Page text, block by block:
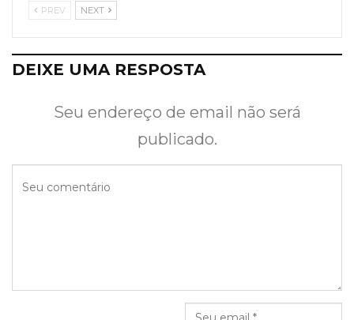
PREV NEXT
DEIXE UMA RESPOSTA
Seu endereço de email não será
publicado.